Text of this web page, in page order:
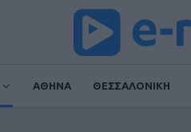
ΑΘΗΝΑ ΘΕΣΣΑΛΟΝΙΚΗ